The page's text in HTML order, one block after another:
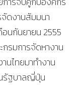
ดงานสัมมนา
อนกันยายน 2555
กรมการจัดหางาน
นไทยมาทำงาน
รัฐบาลญี่ปุ่น